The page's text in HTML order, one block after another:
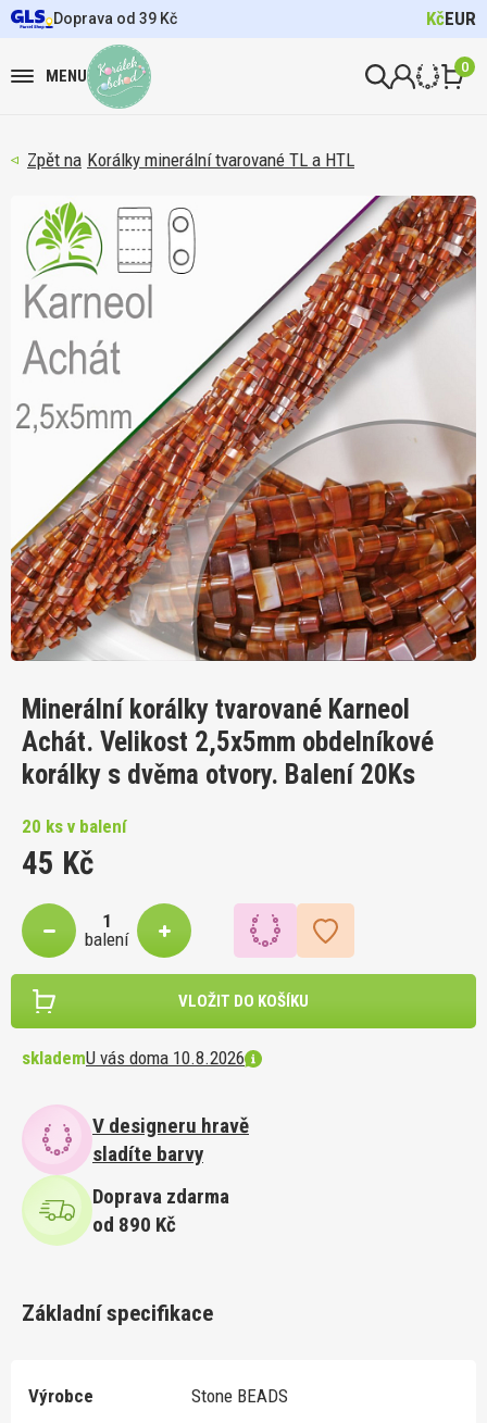
Doprava od 39 Kč KčEUR
MENU 0
Korálky minerální tvarované TL a HTL
Minerální korálky tvarované Karneol
Achát. Velikost 2,5x5mm obdelníkové
korálky s dvěma otvory. Balení 20Ks
20 ks v balení
45 Kč
balení
VLOŽIT DO KOŠÍKU
sklademU vás doma 10.8.2026
V designeru hravě
sladíte barvy
Doprava zdarma
od 890 Kč
Základní specifikace
Výrobce Stone BEADS